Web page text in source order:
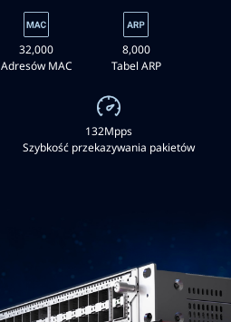
32,000
Adresów MAC
8,000
Tabel ARP
132Mpps
Szybkość przekazywania pakietów